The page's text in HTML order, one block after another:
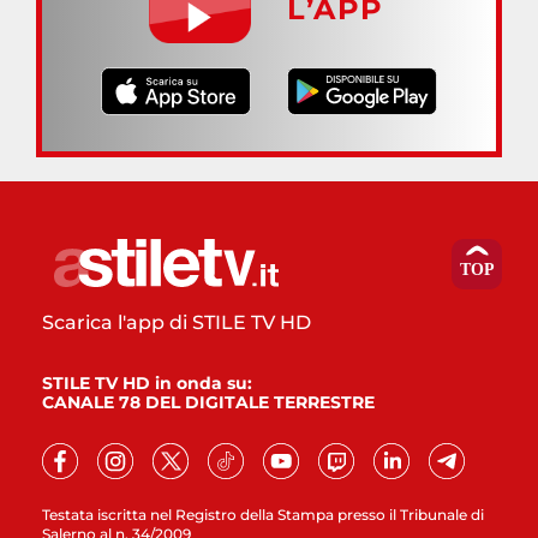
L’APP
Testata iscritta nel Registro della Stampa presso il Tribunale di
Salerno al n. 34/2009
Scarica l'app di STILE TV HD
STILE TV HD in onda su:
CANALE 78 DEL DIGITALE TERRESTRE